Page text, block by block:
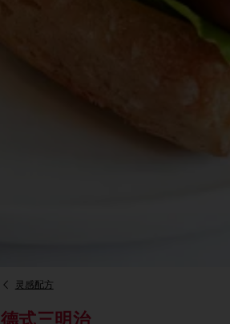
灵感配方
德式三明治